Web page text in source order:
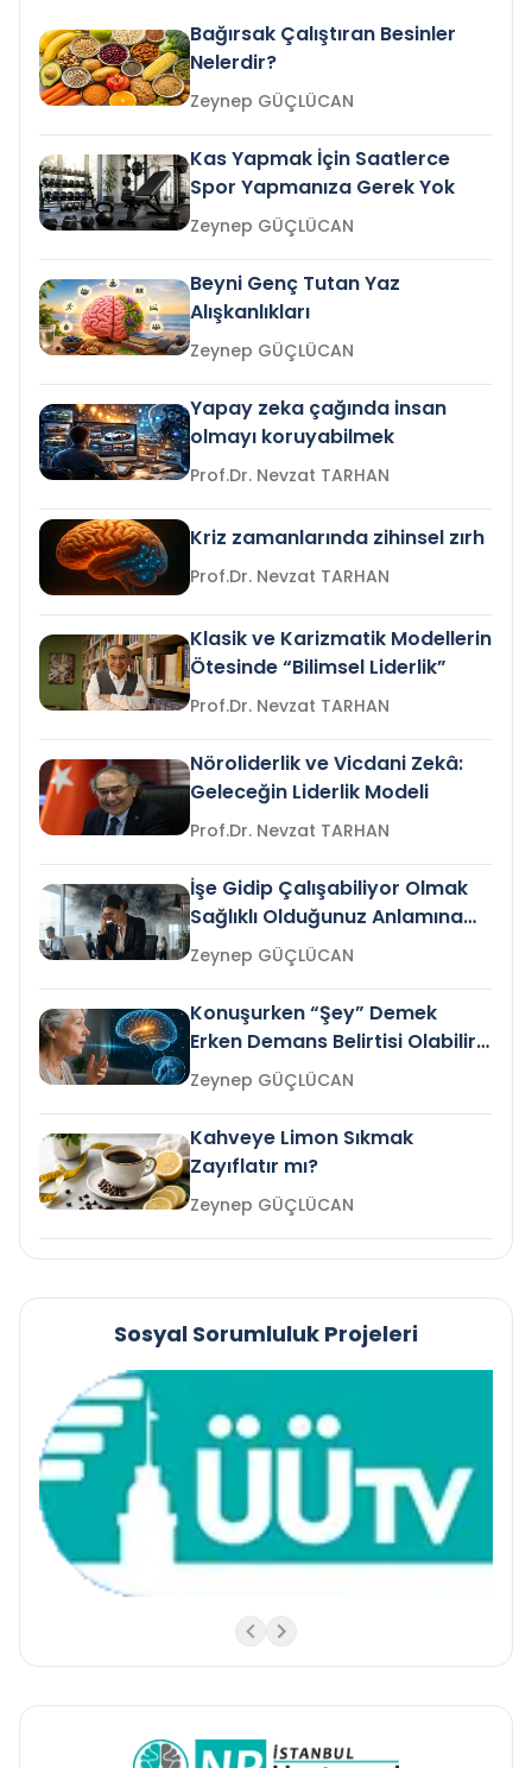
Bağırsak Çalıştıran Besinler
Nelerdir?
Zeynep GÜÇLÜCAN
Kas Yapmak İçin Saatlerce
Spor Yapmanıza Gerek Yok
Zeynep GÜÇLÜCAN
Beyni Genç Tutan Yaz
Alışkanlıkları
Zeynep GÜÇLÜCAN
Yapay zeka çağında insan
olmayı koruyabilmek
Prof.Dr. Nevzat TARHAN
Kriz zamanlarında zihinsel zırh
Prof.Dr. Nevzat TARHAN
Klasik ve Karizmatik Modellerin
Ötesinde “Bilimsel Liderlik”
Prof.Dr. Nevzat TARHAN
Nöroliderlik ve Vicdani Zekâ:
Geleceğin Liderlik Modeli
Prof.Dr. Nevzat TARHAN
İşe Gidip Çalışabiliyor Olmak
Sağlıklı Olduğunuz Anlamına
Gelir mi?Zeynep GÜÇLÜCAN
Konuşurken “Şey” Demek
Erken Demans Belirtisi Olabilir
mi?
Zeynep GÜÇLÜCAN
Kahveye Limon Sıkmak
Zayıflatır mı?
Zeynep GÜÇLÜCAN
Sosyal Sorumluluk Projeleri